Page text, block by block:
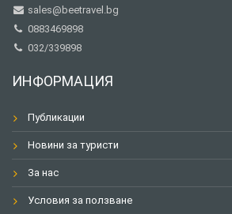
sales@beetravel.bg
0883469898
032/339898
ИНФОРМАЦИЯ
Публикации
Новини за туристи
За нас
Условия за ползване